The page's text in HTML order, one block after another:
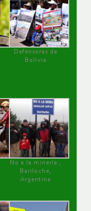
Defensoras de
Bolivia
No a la minería ,
Bariloche,
Argentina